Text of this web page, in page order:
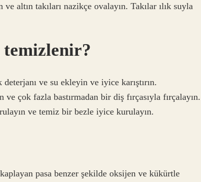
ve altın takıları nazikçe ovalayın. Takılar ılık suyla
temizlenir?
ve su ekleyin ve iyice karıştırın.
çok fazla bastırmadan bir diş fırçasıyla fırçalayın.
ve temiz bir bezle iyice kurulayın.
pasa benzer şekilde oksijen ve kükürtle